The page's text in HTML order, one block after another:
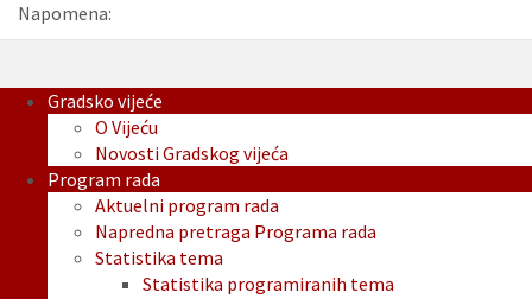
Napomena:
Gradsko vijeće
O Vijeću
Novosti Gradskog vijeća
Program rada
Aktuelni program rada
Napredna pretraga Programa rada
Statistika tema
Statistika programiranih tema